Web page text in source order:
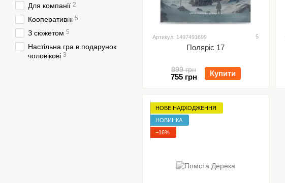
Артикул: 1497491699 5
Поляріс 17
899 грн
755 грн Купити
НОВЕ НАДХОДЖЕННЯ
НОВИНКА
−16%
Для компанії 2
Кооперативні 5
З сюжетом 5
Настільна гра в подарунок
чоловікові 3